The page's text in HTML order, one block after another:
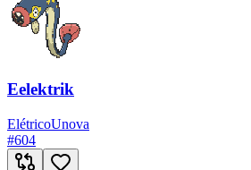
Eelektrik
ElétricoUnova
#604